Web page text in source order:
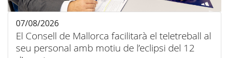
El Consell de Mallorca facilitarà el teletreball al
seu personal amb motiu de l’eclipsi del 12
07/08/2026